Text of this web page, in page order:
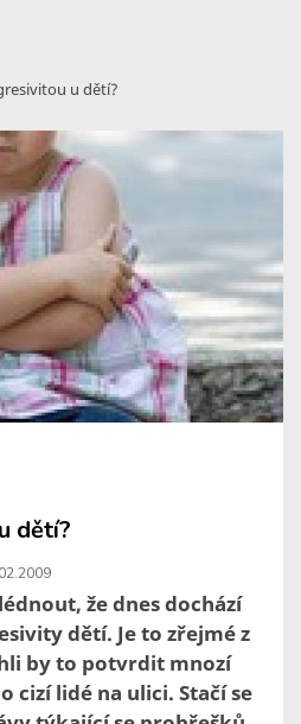
u dětí?
dětí?
že dnes dochází
dětí. Je to zřejmé z
by to potvrdit mnozí
cizí lidé na ulici. Stačí se